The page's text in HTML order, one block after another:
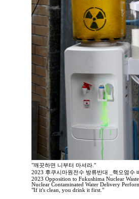
"깨끗하면 니부터 마셔라."
2023 후쿠시마원전수 방류반대 _핵오염수
2023 Opposition to Fukushima Nuclear
Nuclear Contaminated Water Delivery
"If it's clean, you drink it first."